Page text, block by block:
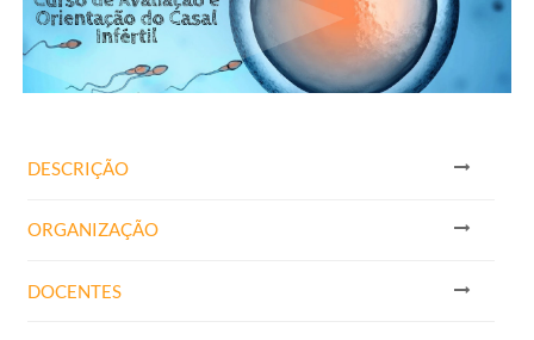
DESCRIÇÃO
ORGANIZAÇÃO
DOCENTES